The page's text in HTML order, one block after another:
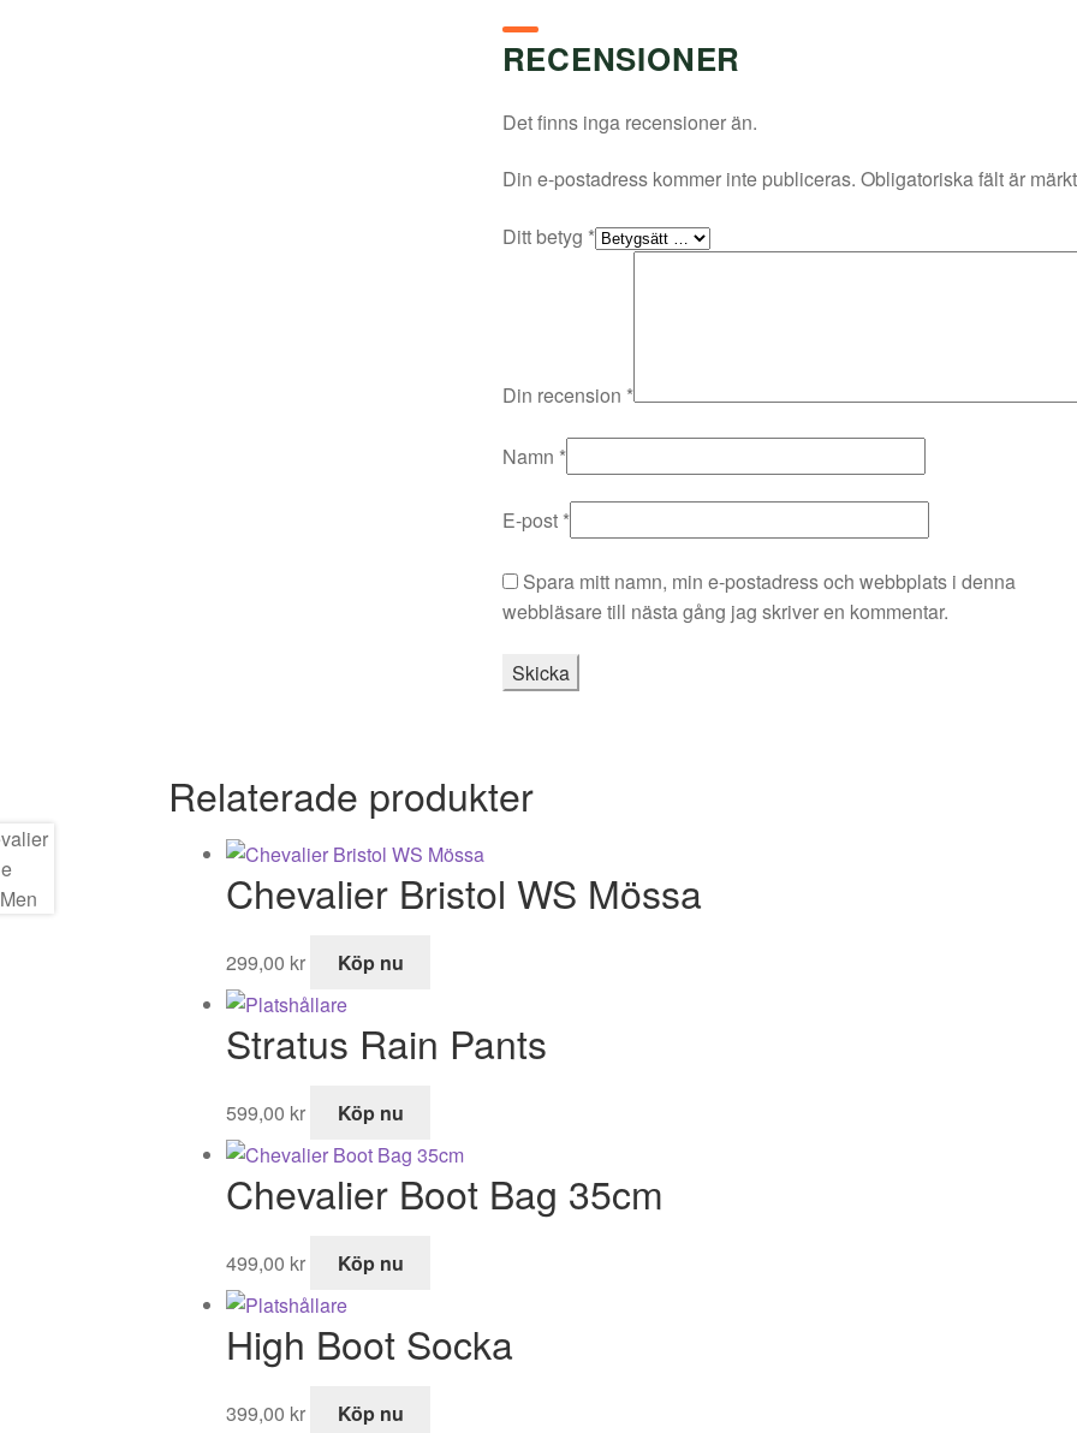
RECENSIONER
Det finns inga recensioner än.
Din e-postadress kommer inte publiceras. Obligatoriska fält är
Ditt betyg *
Din recension *
Namn *
E-post *
Spara mitt namn, min e-postadress och webbplats i denna
webbläsare till nästa gång jag skriver en kommentar.
Relaterade produkter
Chevalier Bristol WS Mössa
299,00 kr Köp nu
Stratus Rain Pants
599,00 kr Köp nu
Chevalier Boot Bag 35cm
499,00 kr Köp nu
High Boot Socka
399,00 kr Köp nu